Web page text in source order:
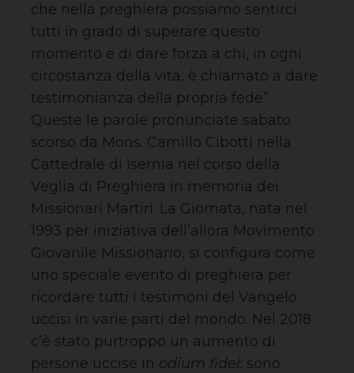
che nella preghiera possiamo sentirci
tutti in grado di superare questo
momento e di dare forza a chi, in ogni
circostanza della vita, è chiamato a dare
testimonianza della propria fede”.
Queste le parole pronunciate sabato
scorso da Mons. Camillo Cibotti nella
Cattedrale di Isernia nel corso della
Veglia di Preghiera in memoria dei
Missionari Martiri. La Giornata, nata nel
1993 per iniziativa dell’allora Movimento
Giovanile Missionario, si configura come
uno speciale evento di preghiera per
ricordare tutti i testimoni del Vangelo
uccisi in varie parti del mondo. Nel 2018
c’è stato purtroppo un aumento di
persone uccise in odium fidei: sono